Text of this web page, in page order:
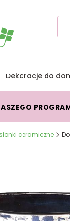
Dekoracje do
ceramiczne